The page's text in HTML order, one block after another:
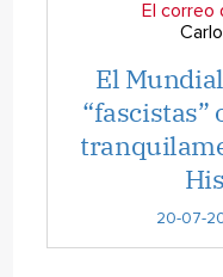
El correo
El
“fascistas”
20-07-